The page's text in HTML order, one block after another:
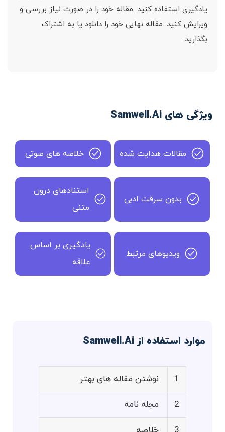
یادگیری استفاده کنید. مقاله خود را در صورت نیاز بررسی و
ویرایش کنید. مقاله نهایی خود را دانلود یا به اشتراک
بگذارید.
ویژگی های Samwell.Ai
مقالات هدایت شده خلاصه های صوتی
بدون سرقت ادبی
استنادهای درون
متنی
ویدیوهای مرتبط
یادگیری بر اساس
علاقه
موارد استفاده از Samwell.Ai
1 نوشتن مقاله های بهتر
2 مجله نامه